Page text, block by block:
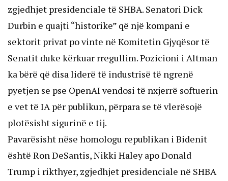
zgjedhjet presidenciale të SHBA. Senatori Dick
Durbin e quajti “historike” që një kompani e
sektorit privat po vinte në Komitetin Gjyqësor të
Senatit duke kërkuar rregullim. Pozicioni i Altman
ka bërë që disa liderë të industrisë të ngrenë
pyetjen se pse OpenAI vendosi të nxjerrë softuerin
e vet të IA për publikun, përpara se të vlerësojë
plotësisht sigurinë e tij.
Pavarësisht nëse homologu republikan i Bidenit
është Ron DeSantis, Nikki Haley apo Donald
Trump i rikthyer, zgjedhjet presidenciale në SHBA